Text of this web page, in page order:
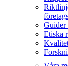
Guider
Etiska